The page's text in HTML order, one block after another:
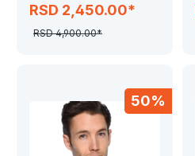
RSD 2,450.00*
RSD 4,900.00*
50%